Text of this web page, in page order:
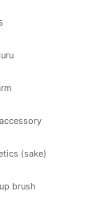
(sake)
brush